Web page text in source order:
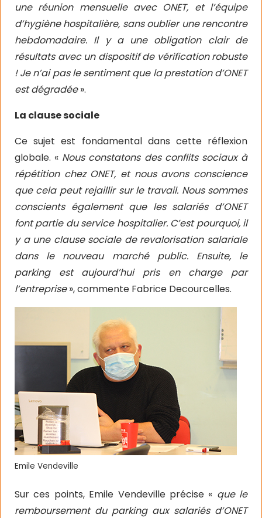
une réunion mensuelle avec ONET, et l’équipe
d’hygiène hospitalière, sans oublier une rencontre
hebdomadaire. Il y a une obligation clair de
résultats avec un dispositif de vérification robuste
! Je n’ai pas le sentiment que la prestation d’ONET
est dégradée».
La clause sociale
Ce sujet est fondamental dans cette réflexion
globale. « Nous constatons des conflits sociaux à
répétition chez ONET, et nous avons conscience
que cela peut rejaillir sur le travail. Nous sommes
conscients également que les salariés d’ONET
font partie du service hospitalier. C’est pourquoi, il
y a une clause sociale de revalorisation salariale
dans le nouveau marché public. Ensuite, le
parking est aujourd’hui pris en charge par
l’entreprise», commente Fabrice Decourcelles.
Emile Vendeville
Sur ces points, Emile Vendeville précise « que le
remboursement du parking aux salariés d’ONET